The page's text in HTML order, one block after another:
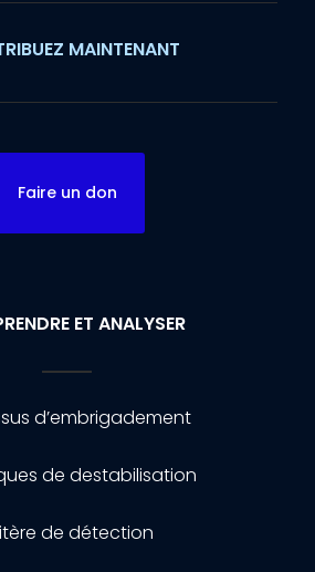
MAINTENANT
Faire un don
ET ANALYSER
d’embrigadement
de destabilisation
de détection